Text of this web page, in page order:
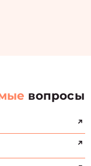
вопросы